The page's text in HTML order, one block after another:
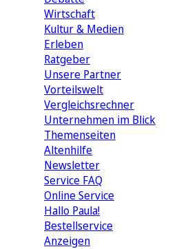
Wirtschaft
Kultur & Medien
Erleben
Ratgeber
Unsere Partner
Vorteilswelt
Vergleichsrechner
Unternehmen im Blick
Themenseiten
Altenhilfe
Newsletter
Service FAQ
Online Service
Hallo Paula!
Bestellservice
Anzeigen